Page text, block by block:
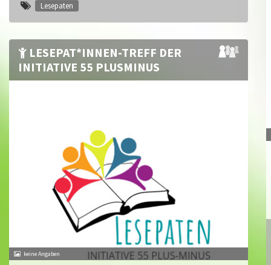
Lesepaten
LESEPAT*INNEN-TREFF DER
INITIATIVE 55 PLUSMINUS